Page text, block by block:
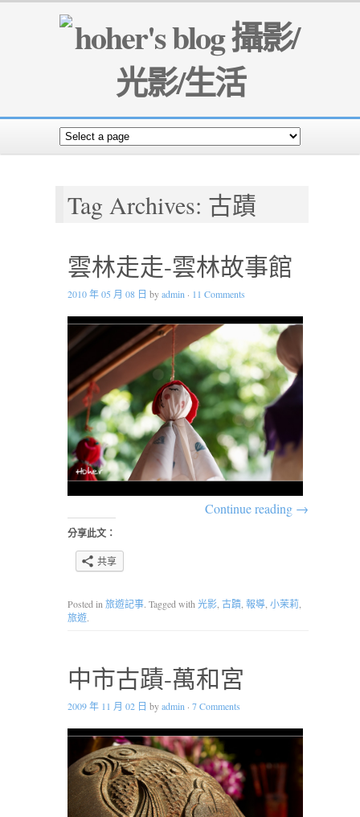
Tag Archives: 古蹟
雲林走走-雲林故事館
2010 年 05 月 08 日 byadmin · 11 Comments
Continue reading →
分享此文：
共享
Posted in旅遊記事. Tagged with光影, 古蹟, 報導, 小茉莉,
旅遊.
中市古蹟-萬和宮
2009 年 11 月 02 日 byadmin · 7 Comments